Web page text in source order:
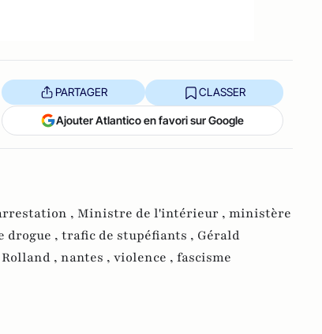
PARTAGER CLASSER
Ajouter Atlantico en favori sur Google
, Ministre de l'intérieur , ministère
drogue , trafic de stupéfiants , Gérald
, nantes , violence , fascisme